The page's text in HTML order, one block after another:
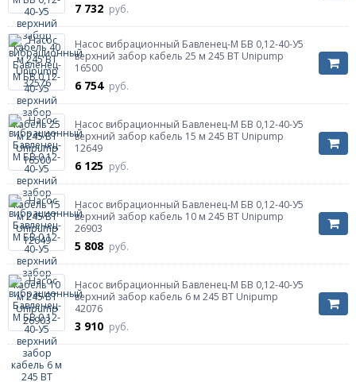
7 732 руб.
Насос вибрационный Бавленец-М БВ 0,12-40-У5
верхний забор кабель 25 м 245 ВТ Unipump
16500
6 754 руб.
Насос вибрационный Бавленец-М БВ 0,12-40-У5
верхний забор кабель 15 м 245 ВТ Unipump
12649
6 125 руб.
Насос вибрационный Бавленец-М БВ 0,12-40-У5
верхний забор кабель 10 м 245 ВТ Unipump
26903
5 808 руб.
Насос вибрационный Бавленец-М БВ 0,12-40-У5
верхний забор кабель 6 м 245 ВТ Unipump
42076
3 910 руб.